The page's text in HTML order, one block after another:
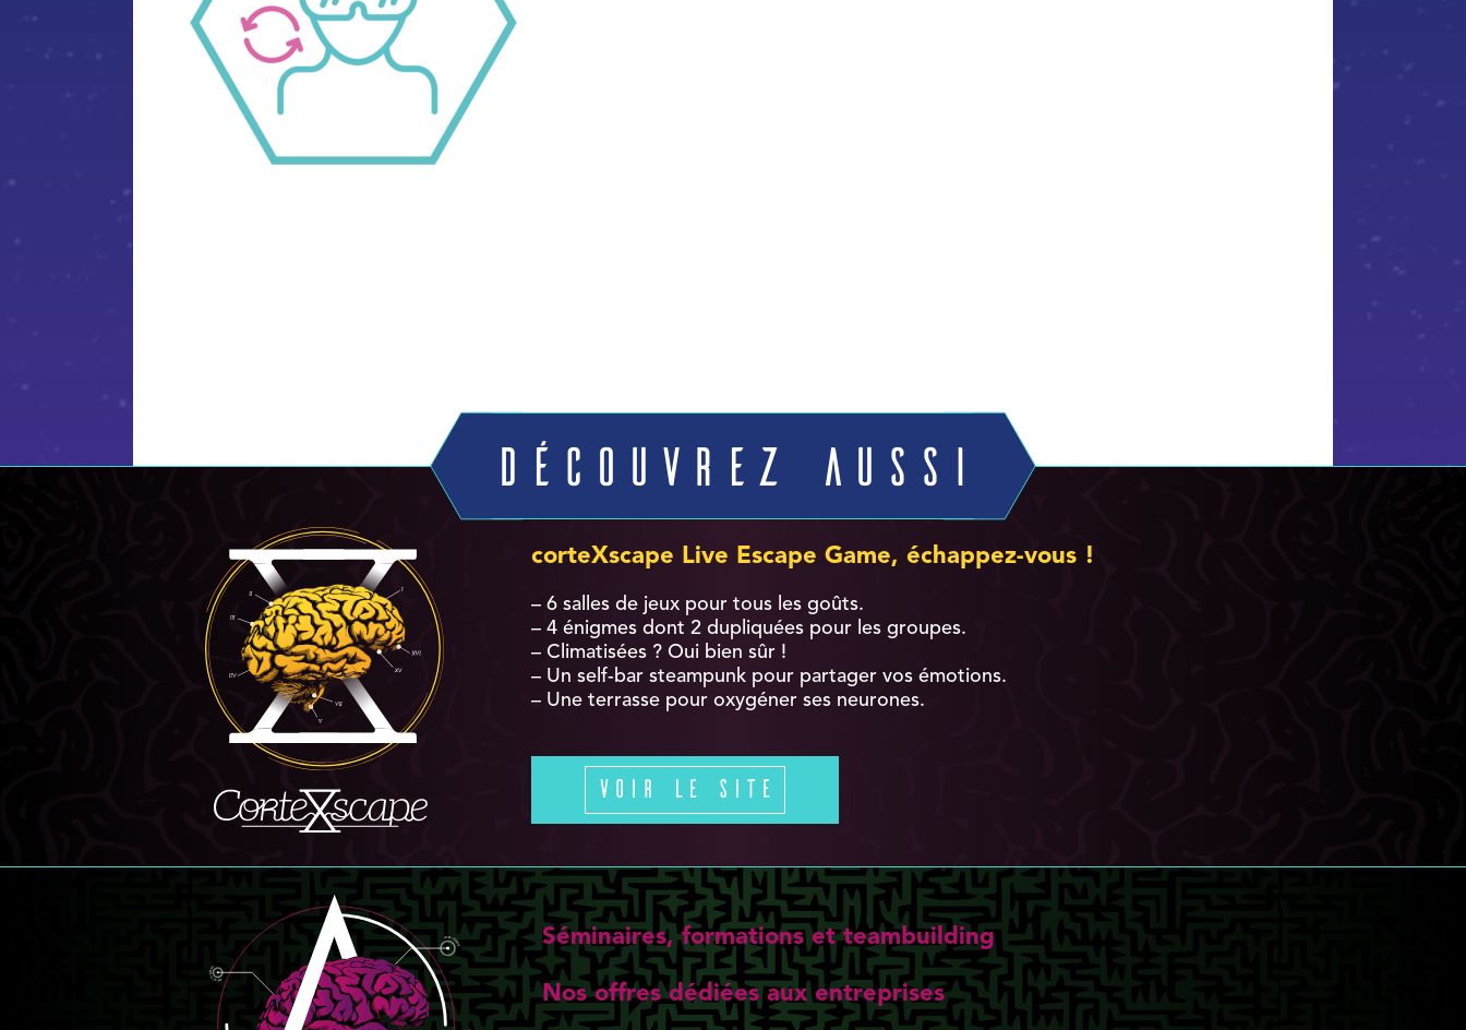
Découvrez aussi
corteXscape Live Escape Game, échappez-vous !
– 6 salles de jeux pour tous les goûts.
– 4 énigmes dont 2 dupliquées pour les groupes.
– Climatisées ? Oui bien sûr !
– Un self-bar steampunk pour partager vos émotions.
– Une terrasse pour oxygéner ses neurones.
Voir le site
Séminaires, formations et teambuilding
Nos offres dédiées aux entreprises